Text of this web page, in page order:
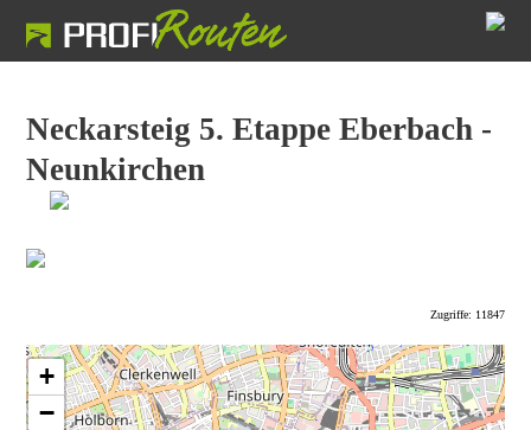
Neckarsteig 5. Etappe Eberbach -
Neunkirchen
Zugriffe: 11847
+
−